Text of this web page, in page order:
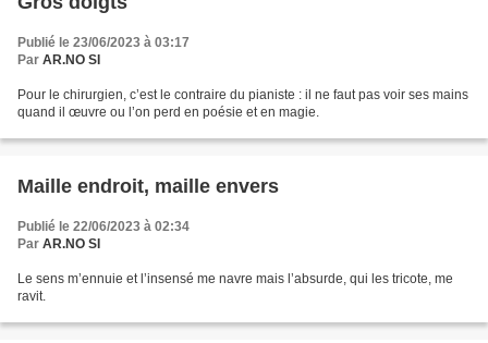
Publié le 23/06/2023 à 03:17
Par AR.NO SI
Pour le chirurgien, c’est le contraire du pianiste : il ne faut pas voir ses mains
quand il œuvre ou l’on perd en poésie et en magie.
Maille endroit, maille envers
Publié le 22/06/2023 à 02:34
Par AR.NO SI
Le sens m’ennuie et l’insensé me navre mais l’absurde, qui les tricote, me
ravit.